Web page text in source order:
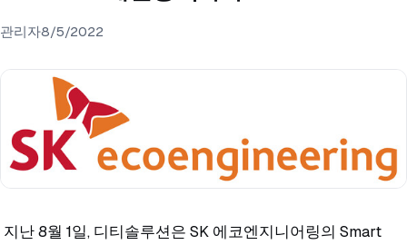
관리자8/5/2022
지난 8월 1일, 디티솔루션은 SK 에코엔지니어링의 Smart